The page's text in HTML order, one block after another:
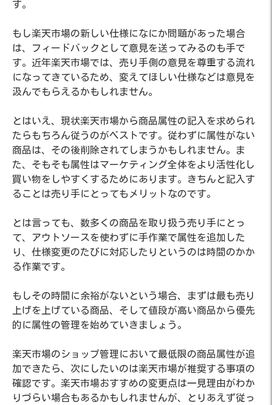
す。
もし楽天市場の新しい仕様になにか問題があった場合
は、フィードバックとして意見を送ってみるのも手で
す。近年楽天市場では、売り手側の意見を尊重する流れ
になってきているため、変えてほしい仕様などは意見を
汲んでもらえるかもしれません。
とはいえ、現状楽天市場から商品属性の記入を求められ
たらもちろん従うのがベストです。従わずに属性がない
商品は、その後削除されてしまうかもしれません。ま
た、そもそも属性はマーケティング全体をより活性化し
買い物をしやすくするためにあります。きちんと記入す
ることは売り手にとってもメリットなのです。
とは言っても、数多くの商品を取り扱う売り手にとっ
て、アウトソースを使わずに手作業で属性を追加した
り、仕様変更のたびに対応したりというのは時間のかか
る作業です。
もしその時間に余裕がないという場合、まずは最も売り
上げを上げている商品、そして値段が高い商品から優先
的に属性の管理を始めていきましょう。
楽天市場のショップ管理において最低限の商品属性が追
加できたら、次にしたいのは楽天市場が推奨する事項の
確認です。楽天市場おすすめの変更点は一見理由がわか
りづらい場合もあるかもしれませんが、とりあえず従っ